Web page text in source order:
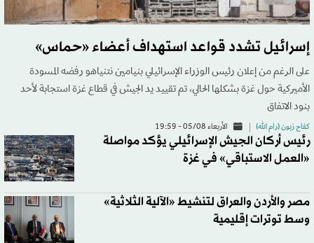
إسرائيل تشدد قواعد استهداف أعضاء «حماس»
على الرغم من إعلان رئيس الوزراء الإسرائيلي بنيامين نتنياهو رفضه المسودة
الأميركية حول غزة بشكلها الحالي، تم تقييد يد الجيش في قطاع غزة استجابة لأحد
بنود الاتفاق
كفاح زبون (رام الله) الأربعاء 05/08 - 19:59
رئيس أركان الجيش الإسرائيلي يؤكد مواصلة
«العمل الاستباقي» في غزة
مصر والأردن والعراق لتنشيط «الآلية الثلاثية»
وسط توترات إقليمية